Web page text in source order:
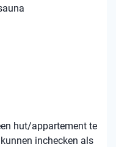
hut/appartement te
inchecken als